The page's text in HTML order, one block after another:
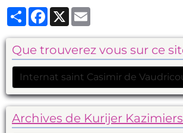
PartagerFacebook
X
Que trouverez vous sur ce
Archives de Kurijer